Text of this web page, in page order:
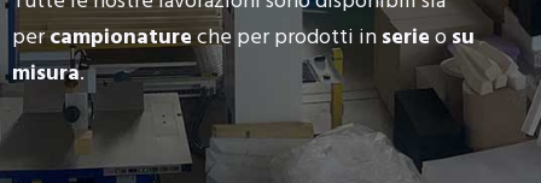
percampionatureche per prodotti inserieosu
misura.